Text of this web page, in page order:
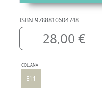
ISBN 9788810604748
28,00 €
COLLANA
B11